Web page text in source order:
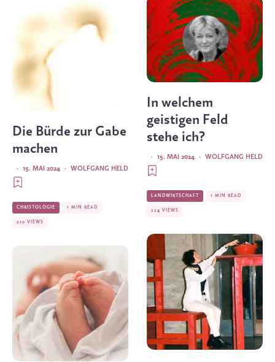
Die Bürde zur Gabe
machen
WOLFGANG HELD
·
15. MAI 2024
·
CHRISTOLOGIE 1 MIN READ
210 VIEWS
In welchem
geistigen Feld
stehe ich?
WOLFGANG HELD
·
15. MAI 2024
·
LANDWIRTSCHAFT 1 MIN READ
224 VIEWS